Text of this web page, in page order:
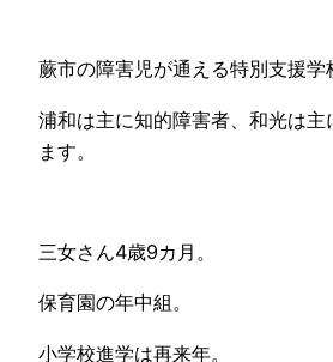
蕨市の障害児が通える特別支援学
浦和は主に知的障害者、和光は主
ます。
三女さん4歳9カ月。
保育園の年中組。
小学校進学は再来年。